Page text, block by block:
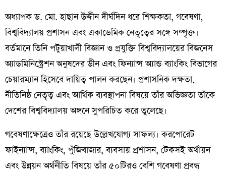
অধ্যাপক ড. মো. হাছান উদ্দীন দীর্ঘদিন ধরে শিক্ষকতা, গবেষণা,
বিশ্ববিদ্যালয় প্রশাসন এবং একাডেমিক নেতৃত্বের সঙ্গে সম্পৃক্ত।
বর্তমানে তিনি পটুয়াখালী বিজ্ঞান ও প্রযুক্তি বিশ্ববিদ্যালয়ের বিজনেস
অ্যাডমিনিস্ট্রেশন অনুষদের ডীন এবং ফিন্যান্স অ্যান্ড ব্যাংকিং বিভাগের
চেয়ারম্যান হিসেবে দায়িত্ব পালন করছেন। প্রশাসনিক দক্ষতা,
নীতিনিষ্ঠ নেতৃত্ব এবং আর্থিক ব্যবস্থাপনা বিষয়ে তাঁর অভিজ্ঞতা তাঁকে
দেশের বিশ্ববিদ্যালয় অঙ্গনে সুপরিচিত করে তুলেছে।
গবেষণাক্ষেত্রেও তাঁর রয়েছে উল্লেখযোগ্য সাফল্য। করপোরেট
ফাইন্যান্স, ব্যাংকিং, পুঁজিবাজার, ব্যবসায় প্রশাসন, টেকসই অর্থায়ন
এবং উন্নয়ন অর্থনীতি বিষয়ে তাঁর ৫০টিরও বেশি গবেষণা প্রবন্ধ